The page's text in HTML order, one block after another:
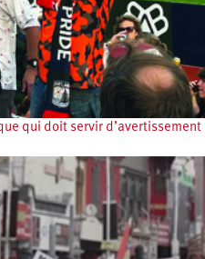
qui doit servir d’avertissement